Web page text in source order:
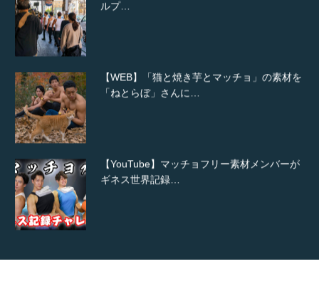
「ねとらぼ」さんに…
【YouTube】マッチョフリー素材メンバーが
ギネス世界記録…
【TV】TBS番組「ひるおび」にてマッスルプ
ラスが紹介されま…
TOKYO FMラジオ番組「ONE MORNING」